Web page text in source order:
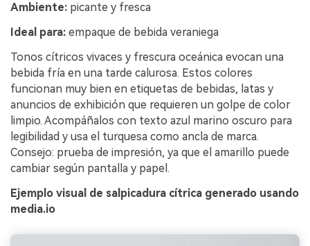
Ambiente: picante y fresca
Ideal para: empaque de bebida veraniega
Tonos cítricos vivaces y frescura oceánica evocan una
bebida fría en una tarde calurosa. Estos colores
funcionan muy bien en etiquetas de bebidas, latas y
anuncios de exhibición que requieren un golpe de color
limpio. Acompáñalos con texto azul marino oscuro para
legibilidad y usa el turquesa como ancla de marca.
Consejo: prueba de impresión, ya que el amarillo puede
cambiar según pantalla y papel.
Ejemplo visual de salpicadura cítrica generado usando
media.io